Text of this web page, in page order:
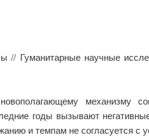
// Гуманитарные научные
механизму
годы вызывают
и темпам не согласуется с